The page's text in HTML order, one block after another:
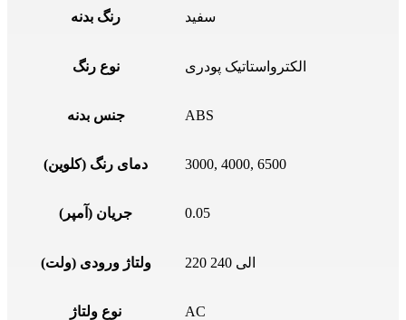
رنگ بدنه سفید
نوع رنگ الکترواستاتیک پودری
جنس بدنه ABS
دمای رنگ (کلوین) 3000, 4000, 6500
جریان (آمپر) 0.05
ولتاژ ورودی (ولت) 220 الی 240
نوع ولتاژ AC